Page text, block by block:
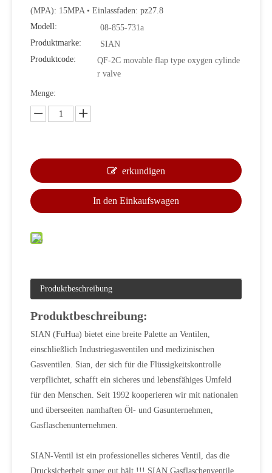
(MPA): 15MPA • Einlassfaden: pz27.8
Modell:
08-855-731a
Produktmarke:
SIAN
Produktcode:
QF-2C movable flap type oxygen cylinde
r valve
Menge:
erkundigen
In den Einkaufswagen
Produktbeschreibung
Produktbeschreibung:
SIAN (FuHua) bietet eine breite Palette an Ventilen,
einschließlich Industriegasventilen und medizinischen
Gasventilen. Sian, der sich für die Flüssigkeitskontrolle
verpflichtet, schafft ein sicheres und lebensfähiges Umfeld
für den Menschen. Seit 1992 kooperieren wir mit nationalen
und überseeiten namhaften Öl- und Gasunternehmen,
Gasflaschenunternehmen.
SIAN-Ventil ist ein professionelles sicheres Ventil, das die
Drucksicherheit super gut hält !!! SIAN Gasflaschenventile